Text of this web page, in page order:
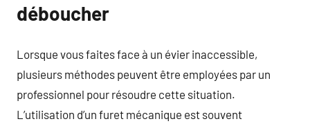
déboucher
Lorsque vous faites face à un évier inaccessible,
plusieurs méthodes peuvent être employées par un
professionnel pour résoudre cette situation.
L’utilisation d’un furet mécanique est souvent